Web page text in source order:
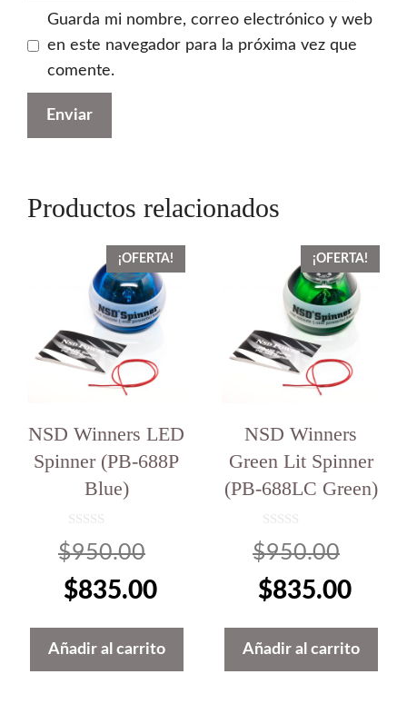
Guarda mi nombre, correo electrónico y web
en este navegador para la próxima vez que
comente.
Productos relacionados
¡OFERTA!
NSD Winners LED
Spinner (PB-688P
Blue)
d
5
$950.00
precio
original
era:
$835.00El
precio
actual
Añadir al carrito
¡OFERTA!
NSD Winners
Green Lit Spinner
(PB-688LC Green)
d
5
$950.00
era:
$835.00El
Añadir al carrito